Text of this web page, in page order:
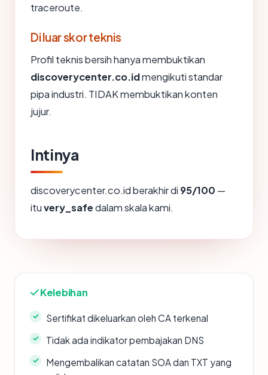
traceroute.
Di luar skor teknis
Profil teknis bersih hanya membuktikan
discoverycenter.co.idmengikuti standar
pipa industri. TIDAK membuktikan konten
jujur.
Intinya
discoverycenter.co.id berakhir di 95/100 —
ituvery_safedalam skala kami.
Kelebihan
Sertifikat dikeluarkan oleh CA terkenal
Tidak ada indikator pembajakan DNS
Mengembalikan catatan SOA dan TXT yang